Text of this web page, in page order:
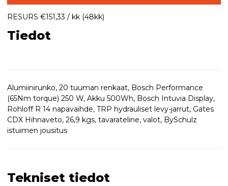
RESURS €151,33 / kk (48kk)
Tiedot
Alumiinirunko, 20 tuuman renkaat, Bosch Performance
(65Nm torque) 250 W, Akku 500Wh, Bosch Intuvia Display,
Rohloff R 14 napavaihde, TRP hydrauliset levy-jarrut, Gates
CDX Hihnaveto, 26,9 kgs, tavarateline, valot, BySchulz
istuimen jousitus
Tekniset tiedot